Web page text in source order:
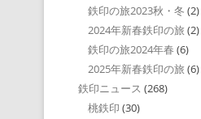
鉄印の旅2023秋・冬 (2)
2024年新春鉄印の旅 (2)
鉄印の旅2024年春 (6)
2025年新春鉄印の旅 (6)
鉄印ニュース (268)
桃鉄印 (30)